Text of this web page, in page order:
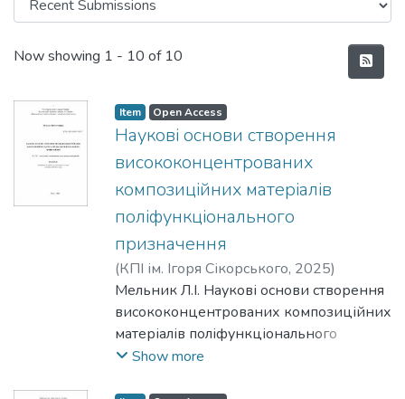
Recent Submissions
Now showing 1 - 10 of 10
Item Open Access
Наукові основи створення
висококонцентрованих
композиційних матеріалів
поліфункціонального
призначення
(КПІ ім. Ігоря Сікорського, 2025)
Мельник, Любов Іванівна
Мельник Л.І. Наукові основи створення
висококонцентрованих композиційних
матеріалів поліфункціонального
призначення – Рукопис Дисертація на
Show more